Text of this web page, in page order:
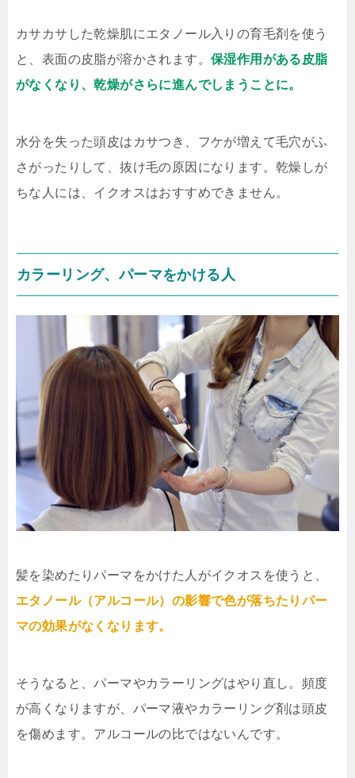
カサカサした乾燥肌にエタノール入りの育毛剤を使う
と、表面の皮脂が溶かされます。 保湿作用がある皮脂
がなくなり、乾燥がさらに進んでしまうことに。
水分を失った頭皮はカサつき、フケが増えて毛穴がふ
さがったりして、抜け毛の原因になります。乾燥しが
ちな人には、イクオスはおすすめできません。
カラーリング、パーマをかける人
髪を染めたりパーマをかけた人がイクオスを使うと、
エタノール（アルコール）の影響で色が落ちたりパー
マの効果がなくなります。
そうなると、パーマやカラーリングはやり直し。頻度
が高くなりますが、パーマ液やカラーリング剤は頭皮
を傷めます。アルコールの比ではないんです。